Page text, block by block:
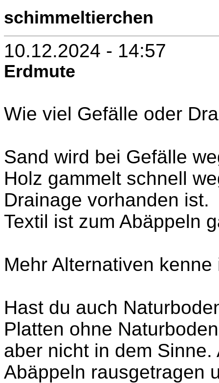
schimmeltierchen
10.12.2024 - 14:57
Erdmute
Wie viel Gefälle oder
Sand wird bei Gefälle
Holz gammelt schnell
Drainage vorhanden ist.
Textil ist zum Abäppeln
Mehr Alternativen
Hast du auch
Platten ohne
aber nicht in dem
Abäppeln rausgetragen